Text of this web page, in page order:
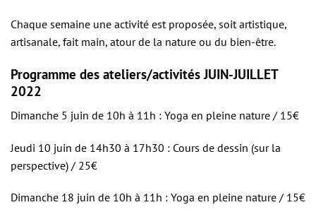
Chaque semaine une activité est proposée, soit artistique,
artisanale, fait main, atour de la nature ou du bien-être.
Programme des ateliers/activités JUIN-JUILLET
2022
Dimanche 5 juin de 10h à 11h : Yoga en pleine nature / 15€
Jeudi 10 juin de 14h30 à 17h30 : Cours de dessin (sur la
perspective) / 25€
Dimanche 18 juin de 10h à 11h : Yoga en pleine nature / 15€